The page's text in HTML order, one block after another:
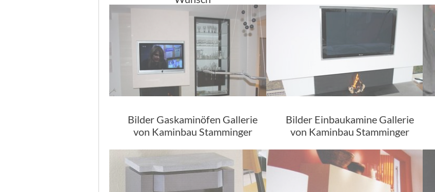
Bilder Gaskaminöfen Gallerie
von Kaminbau Stamminger
Bilder Einbaukamine Gallerie
von Kaminbau Stamminger